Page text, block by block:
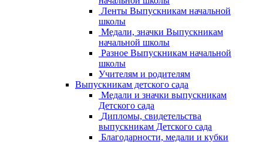
Ленты Выпускникам начальной
школы
Медали, значки Выпускникам
начальной школы
Разное Выпускникам начальной
школы
Учителям и родителям
Выпускникам детского сада
Медали и значки выпускникам
Детского сада
Дипломы, свидетельства
выпускникам Детского сада
Благодарности, медали и кубки